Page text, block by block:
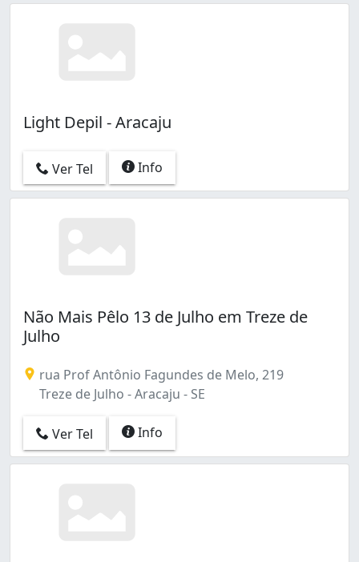
Light Depil - Aracaju
Ver Tel Info
Não Mais Pêlo 13 de Julho em Treze de
Julho
rua Prof Antônio Fagundes de Melo, 219
Treze de Julho - Aracaju - SE
Ver Tel Info